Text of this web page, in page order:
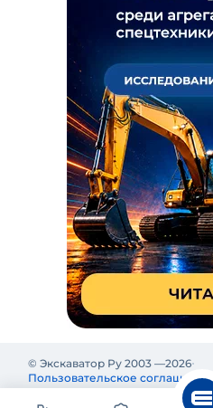
© Экскаватор Ру 2003 —2026
Пользовательское соглашение
Политика конфиденциальности